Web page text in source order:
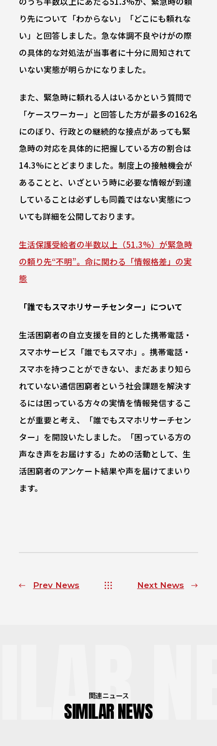
り先について「わからない」「どこにも頼れな
い」と回答しました。急な体調不良やけがの際
の具体的な対処法が当事者に十分に周知されて
いない実態が明らかになりました。
また、緊急時に頼れる人はいるかという質問で
「ケースワーカー」と回答した方が最多の162名
にのぼり、行政との継続的な接点があっても緊
急時の対応を具体的に把握している方の割合は
14.3%にとどまりました。制度上の接触機会が
あることと、いざという時に必要な情報が到達
していることは必ずしも同義ではない実態につ
いても詳細を公開しております。
生活保護受給者の半数以上（51.3%）が緊急時
の頼り先“不明”。命に関わる「情報格差」の実
態
「誰でもスマホリサーチセンター」について
生活困窮者の自立支援を目的とした携帯電話・
スマホサービス「誰でもスマホ」。携帯電話・
スマホを持つことができない、まだあまり知ら
れていない通信困窮者という社会課題を解決す
るには困っている方々の実情を情報発信するこ
とが重要と考え、「誰でもスマホリサーチセン
ター」を開設いたしました。「困っている方の
声なき声をお届けする」ための活動として、生
活困窮者のアンケート結果や声を届けてまいり
ます。
Prev News Next News
関連ニュース
SIMILAR NEWS